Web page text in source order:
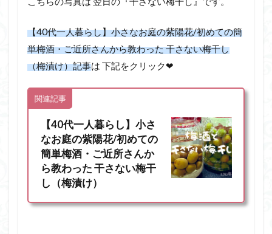
【40代一人暮らし】小さなお庭の紫陽花/初めての簡
単梅酒・ご近所さんから教わった 干さない梅干し
（梅漬け）記事は 下記をクリック❤︎
関連記事
【40代一人暮らし】小さ
なお庭の紫陽花/初めての
簡単梅酒・ご近所さんか
ら教わった 干さない梅干
し（梅漬け）